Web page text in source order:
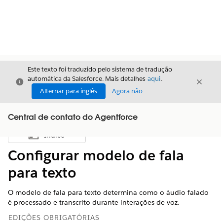
Fechar
Este texto foi traduzido pelo sistema de tradução
automática da Salesforce. Mais detalhes aqui.
Alternar para inglês
Agora não
Fechar
Central de contato do Agentforce
Mostrar índice
Índice
Configurar modelo de fala
para texto
O modelo de fala para texto determina como o áudio falado
é processado e transcrito durante interações de voz.
EDIÇÕES OBRIGATÓRIAS